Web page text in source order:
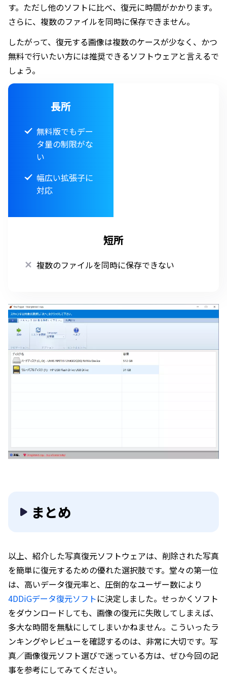
す。ただし他のソフトに比べ、復元に時間がかかります。
さらに、複数のファイルを同時に保存できません。
したがって、復元する画像は複数のケースが少なく、かつ
無料で行いたい方には推奨できるソフトウェアと言えるで
しょう。
長所
無料版でもデー
タ量の制限がな
い
幅広い拡張子に
対応
短所
複数のファイルを同時に保存できない
まとめ
以上、紹介した写真復元ソフトウェアは、削除された写真
を簡単に復元するための優れた選択肢です。堂々の第一位
は、高いデータ復元率と、圧倒的なユーザー数により
4DDiGデータ復元ソフトに決定しました。せっかくソフト
をダウンロードしても、画像の復元に失敗してしまえば、
多大な時間を無駄にしてしまいかねません。こういったラ
ンキングやレビューを確認するのは、非常に大切です。写
真／画像復元ソフト選びで迷っている方は、ぜひ今回の記
事を参考にしてみてください。